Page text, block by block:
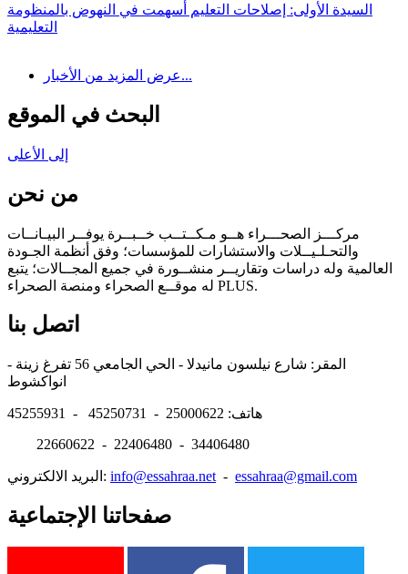
السيدة الأولى: إصلاحات التعليم أسهمت في النهوض بالمنظومة
التعليمية
عرض المزيد من الأخبار...
البحث في الموقع
إلى الأعلى
من نحن
مركـــز الصحـــراء هــو مـكــتــب خــبــرة يوفــر البيـانــات
والتحـلـيــلات والاستشارات للمؤسسات؛ وفق أنظمة الجـودة
العالمية وله دراسات وتقاريــر منشــورة في جميع المجــالات؛ يتبع
له موقــع الصحراء ومنصة الصحراء PLUS.
اتصل بنا
المقر: شارع نيلسون مانيدلا - الحي الجامعي 56 تفرغ زينة -
هاتف: 25000622 - 45250731 - 45255931
22660622 - 22406480 - 34406480
البريد الالكتروني: info@essahraa.net - essahraa@gmail.com
صفحاتنا الإجتماعية